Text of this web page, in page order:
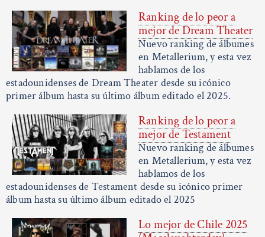
Ranking de lo peor a
mejor de Dream Theater
Nuevo ranking de álbumes
en Metallerium, y esta vez
hablamos de los
estadounidenses de Dream Theater desde su icónico
primer álbum hasta su último álbum editado el 2025.
Ranking de lo peor a
mejor de Testament
Nuevo ranking de álbumes
en Metallerium, y esta vez
hablamos de los
estadounidenses de Testament desde su icónico primer
álbum hasta su último álbum editado el 2025
Lo mejor de Chile 2025